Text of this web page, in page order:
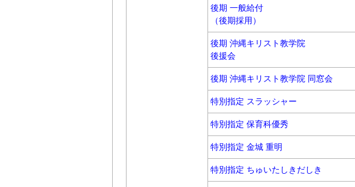
後期 一般給付
（後期採用）
後期 沖縄キリスト教学院
後援会
後期 沖縄キリスト教学院 同窓会
特別指定 スラッシャー
特別指定 保育科優秀
特別指定 金城 重明
特別指定 ちゅいたしきだしき